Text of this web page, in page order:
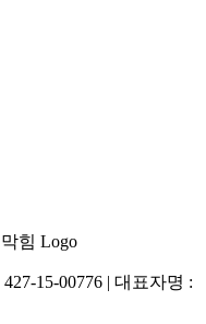
15-00776 | 대표자명 :